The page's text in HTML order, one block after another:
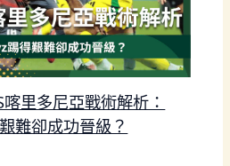
里多尼亞戰術解析：
難卻成功晉級？